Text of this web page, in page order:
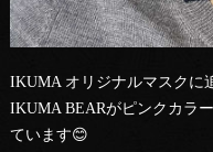
IKUMA オリジナルマスクに
IKUMA BEARがピンクカラ
ています😊